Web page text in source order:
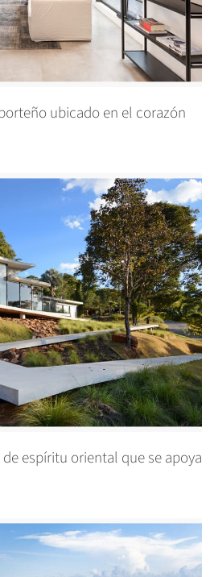
ubicado en el corazón
espíritu oriental que se apoya